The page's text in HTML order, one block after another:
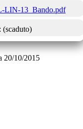
LIN-13_Bando.pdf
(scaduto)
20/10/2015